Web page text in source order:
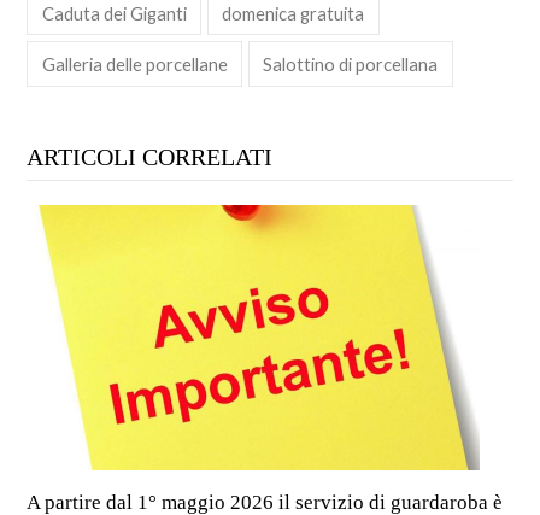
Caduta dei Giganti domenica gratuita
Galleria delle porcellane Salottino di porcellana
ARTICOLI CORRELATI
A partire dal 1° maggio 2026 il servizio di guardaroba è